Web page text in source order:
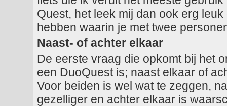
Quest, het leek mij dan ook erg
hebben waarin je met twee
Naast- of achter elkaar
De eerste vraag die opkomt bij het
een DuoQuest is; naast elkaar of
Voor beiden is wel wat te zeggen,
gezelliger en achter elkaar is